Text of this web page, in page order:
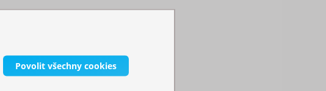
Povolit všechny cookies